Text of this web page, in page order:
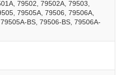
79502, 79502A, 79503,
79505A, 79506, 79506A,
BS, 79506-BS, 79506A-